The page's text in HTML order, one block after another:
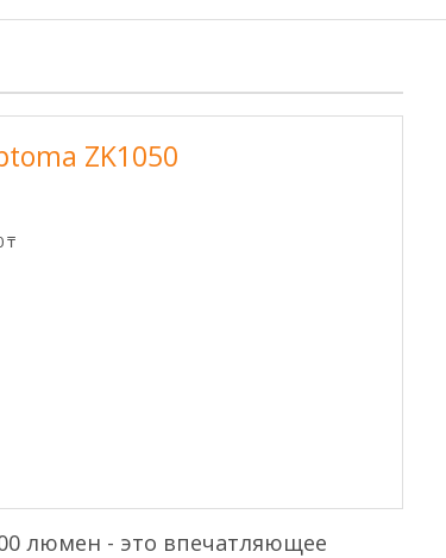
ZK1050
₸
люмен - это впечатляющее